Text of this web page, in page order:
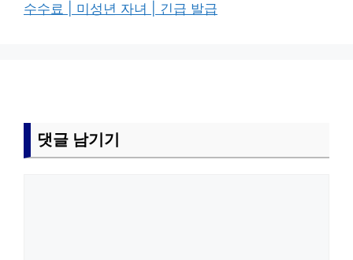
수수료 | 미성년 자녀 | 긴급 발급
댓글 남기기